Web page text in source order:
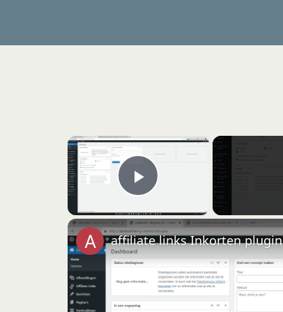
×
Play Video
affiliate links Inkorten plugin